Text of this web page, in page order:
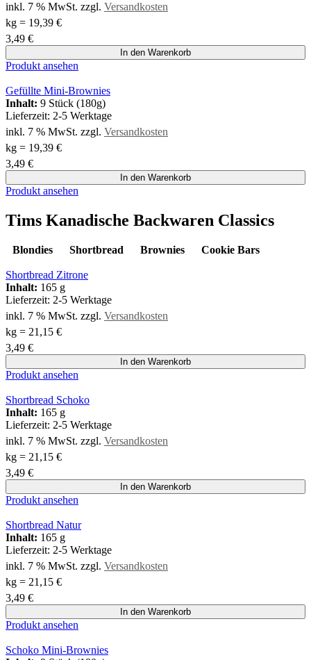
inkl. 7 % MwSt. zzgl. Versandkosten
kg = 19,39 €
3,49 €
In den Warenkorb
Produkt ansehen
Gefüllte Mini-Brownies
Inhalt: 9 Stück (180g)
Lieferzeit: 2-5 Werktage
inkl. 7 % MwSt. zzgl. Versandkosten
kg = 19,39 €
3,49 €
In den Warenkorb
Produkt ansehen
Tims Kanadische Backwaren Classics
Blondies Shortbread Brownies Cookie Bars
Shortbread Zitrone
Inhalt: 165 g
Lieferzeit: 2-5 Werktage
inkl. 7 % MwSt. zzgl. Versandkosten
kg = 21,15 €
3,49 €
In den Warenkorb
Produkt ansehen
Shortbread Schoko
Inhalt: 165 g
Lieferzeit: 2-5 Werktage
inkl. 7 % MwSt. zzgl. Versandkosten
kg = 21,15 €
3,49 €
In den Warenkorb
Produkt ansehen
Shortbread Natur
Inhalt: 165 g
Lieferzeit: 2-5 Werktage
inkl. 7 % MwSt. zzgl. Versandkosten
kg = 21,15 €
3,49 €
In den Warenkorb
Produkt ansehen
Schoko Mini-Brownies